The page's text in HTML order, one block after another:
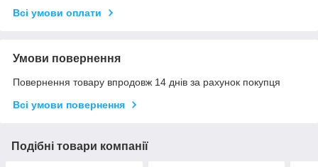
Всі умови оплати
Умови повернення
Повернення товару впродовж 14 днів за рахунок покупця
Всі умови повернення
Подібні товари компанії